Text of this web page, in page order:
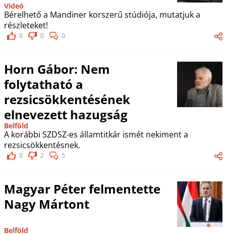
Videó
Bérelhető a Mandiner korszerű stúdiója, mutatjuk a
részleteket!
0 0 0
Horn Gábor: Nem
folytatható a
rezsicsökkentésének
elnevezett hazugság
Belföld
A korábbi SZDSZ-es államtitkár ismét nekiment a
rezsicsökkentésnek.
0 2 5
Magyar Péter felmentette
Nagy Mártont
Belföld